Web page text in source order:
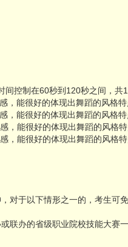
控制在60秒到120秒之间，共
能很好的体现出舞蹈的风格
能很好的体现出舞蹈的风格
能很好的体现出舞蹈的风格
能很好的体现出舞蹈的风格
对于以下情形之一的，考生可
联办的省级职业院校技能大赛一